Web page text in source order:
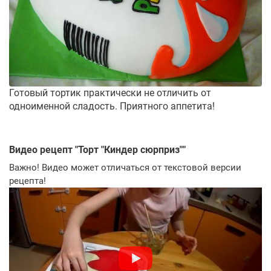
Готовый тортик практически не отличить от
одноименной сладость. Приятного аппетита!
Видео рецепт "Торт "Киндер сюрприз""
Важно! Видео может отличаться от текстовой версии
рецепта!